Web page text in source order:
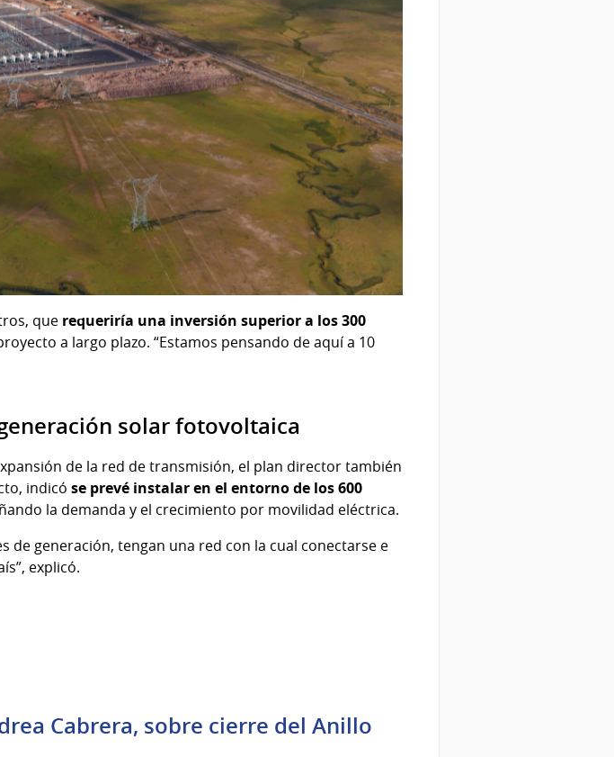
que requeriría una inversión superior a los 300
a largo plazo. “Estamos pensando de aquí a 10
solar fotovoltaica
de la red de transmisión, el plan director también
indicó se prevé instalar en el entorno de los 600
la demanda y el crecimiento por movilidad eléctrica.
de generación, tengan una red con la cual conectarse e
explicó.
Cabrera, sobre cierre del Anillo